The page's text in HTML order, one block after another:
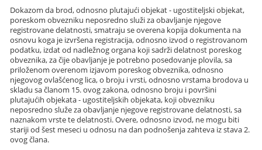
Dokazom da brod, odnosno plutajući objekat - ugostiteljski objekat,
poreskom obvezniku neposredno služi za obavljanje njegove
registrovane delatnosti, smatraju se overena kopija dokumenta na
osnovu koga je izvršena registracija, odnosno izvod o registrovanom
podatku, izdat od nadležnog organa koji sadrži delatnost poreskog
obveznika, za čije obavljanje je potrebno posedovanje plovila, sa
priloženom overenom izjavom poreskog obveznika, odnosno
njegovog ovlašćenog lica, o broju i vrsti, odnosno vrstama brodova u
skladu sa članom 15. ovog zakona, odnosno broju i površini
plutajućih objekata - ugostiteljskih objekata, koji obvezniku
neposredno služe za obavljanje njegove registrovane delatnosti, sa
naznakom vrste te delatnosti. Overe, odnosno izvod, ne mogu biti
stariji od šest meseci u odnosu na dan podnošenja zahteva iz stava 2.
ovog člana.